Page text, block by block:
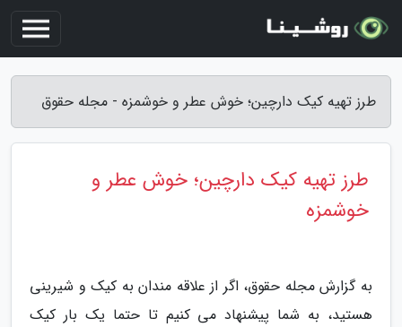
طرز تهیه کیک دارچین؛ خوش عطر و خوشمزه - مجله حقوق
طرز تهیه کیک دارچین؛ خوش عطر و
خوشمزه
به گزارش مجله حقوق، اگر از علاقه مندان به کیک و شیرینی
هستید، به شما پیشنهاد می کنیم تا حتما یک بار کیک